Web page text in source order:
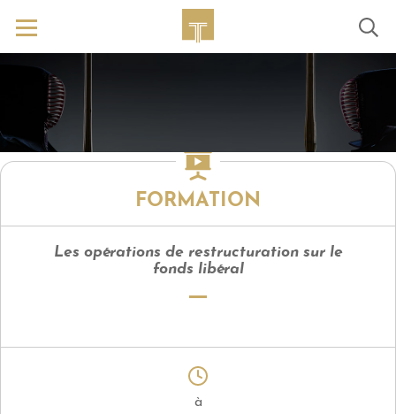
FORMATION
Les opérations de restructuration sur le
fonds libéral
à